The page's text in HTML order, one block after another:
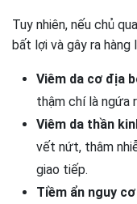
Tuy nhiên, nếu chủ
bất lợi và gây ra hàng
Viêm da cơ địa
thậm chí là ngứa
Viêm da thần
vết nứt, thâm
giao tiếp.
Tiềm ẩn nguy